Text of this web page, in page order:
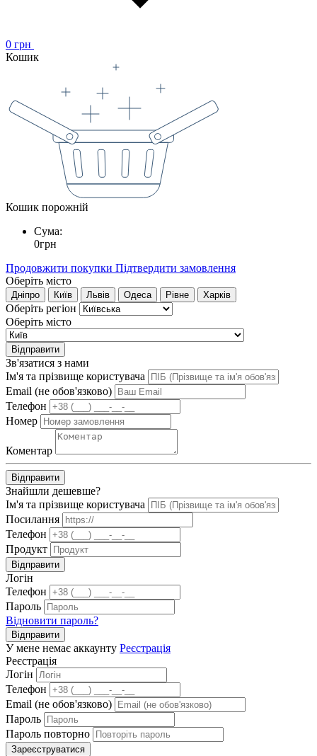
0 грн
Кошик
Кошик порожній
Сума:
0грн
Продовжити покупки Підтвердити замовлення
Оберіть місто
Дніпро Київ Львів Одеса Рівне Харків
Оберіть регіон
Оберіть місто
Відправити
Зв'язатися з нами
Ім'я та прізвище користувача
Email (не обов'язково)
Телефон
Номер
Коментар
Відправити
Знайшли дешевше?
Ім'я та прізвище користувача
Посилання
Телефон
Продукт
Відправити
Логін
Телефон
Пароль
Відновити пароль?
Відправити
У мене немає аккаунту Реєстрація
Реєстрація
Логін
Телефон
Email (не обов'язково)
Пароль
Пароль повторно
Зареєструватися